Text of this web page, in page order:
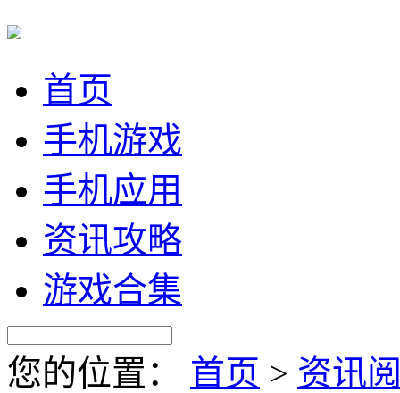
首页
手机游戏
手机应用
资讯攻略
游戏合集
您的位置： 首页 > 资讯